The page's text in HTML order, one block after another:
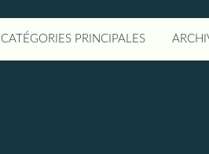
CATÉGORIES PRINCIPALES